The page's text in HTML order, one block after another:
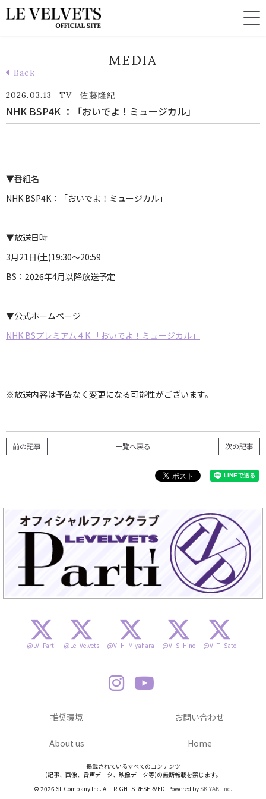
MEDIA
Back
2026.03.13 TV 佐藤隆紀
NHK BSP4K ：「おいでよ！ミュージカル」
▼番組名
NHK BSP4K：「おいでよ！ミュージカル」
▼放送日時
3月21日(土)19:30～20:59
BS：2026年4月以降放送予定
▼公式ホームページ
NHK BSプレミアム４K 「おいでよ！ミュージカル」
※放送内容は予告なく変更になる可能性がございます。
次の記事
一覧へ戻る
前の記事
@LV_Parti @Le_Velvets @V_H_Miyahara @V_S_Hino @V_T_Sato
推奨環境 お問い合わせ
About us Home
掲載されているすべてのコンテンツ
(記事、画像、音声データ、映像データ等)の無断転載を禁じます。
© 2026 SL-Company Inc. ALL RIGHTS RESERVED. Powered by SKIYAKI Inc.